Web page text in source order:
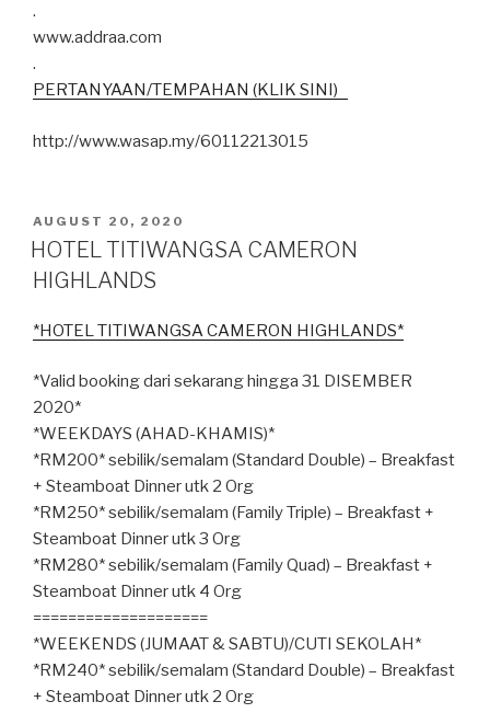
.
www.addraa.com
.
PERTANYAAN/TEMPAHAN (KLIK SINI)
http://www.wasap.my/60112213015
POSTED
ON
AUGUST 20, 2020
HOTEL TITIWANGSA CAMERON
HIGHLANDS
*HOTEL TITIWANGSA CAMERON HIGHLANDS*
*Valid booking dari sekarang hingga 31 DISEMBER
2020*
*WEEKDAYS (AHAD-KHAMIS)*
*RM200* sebilik/semalam (Standard Double) – Breakfast
+ Steamboat Dinner utk 2 Org
*RM250* sebilik/semalam (Family Triple) – Breakfast +
Steamboat Dinner utk 3 Org
*RM280* sebilik/semalam (Family Quad) – Breakfast +
Steamboat Dinner utk 4 Org
====================
*WEEKENDS (JUMAAT & SABTU)/CUTI SEKOLAH*
*RM240* sebilik/semalam (Standard Double) – Breakfast
+ Steamboat Dinner utk 2 Org